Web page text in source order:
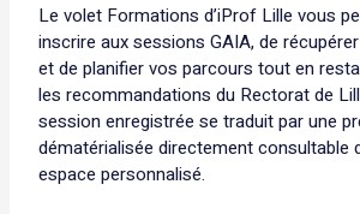
Le volet Formations d’iProf Lille vous
inscrire aux sessions GAIA, de
et de planifier vos parcours tout en
les recommandations du Rectorat de
session enregistrée se traduit par une
dématérialisée directement consultable
espace personnalisé.